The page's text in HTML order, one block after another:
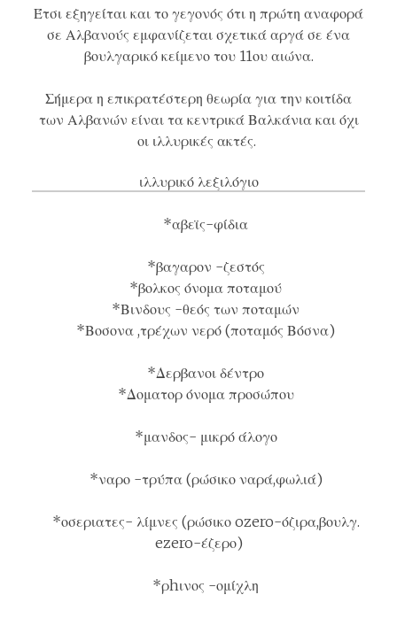
Έτσι εξηγείται και το γεγονός ότι η πρώτη αναφορά
σε Αλβανούς εμφανίζεται σχετικά αργά σε ένα
βουλγαρικό κείμενο του 11ου αιώνα.
Σήμερα η επικρατέστερη θεωρία για την κοιτίδα
των Αλβανών είναι τα κεντρικά Βαλκάνια και όχι
οι ιλλυρικές ακτές.
ιλλυρικό λεξιλόγιο
*αβεϊς-φίδια
*βαγαρον -ζεστός
*βολκος όνομα ποταμού
*Βινδους -θεός των ποταμών
*Βοσονα ,τρέχων νερό (ποταμός Βόσνα)
*Δερβανοι δέντρο
*Δοματορ όνομα προσώπου
*μανδος- μικρό άλογο
*ναρο -τρύπα (ρώσικο ναρά,φωλιά)
*οσεριατες- λίμνες (ρώσικο ozero-όζιρα,βουλγ.
ezero-έζερο)
*ρhινος -ομίχλη